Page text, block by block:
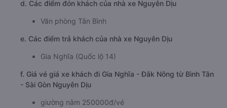
d. Các điểm đón khách của nhà xe Nguyên Dịu
Văn phòng Tân Bình
e. Các điểm trả khách của nhà xe Nguyên Dịu
Gia Nghĩa (Quốc lộ 14)
f. Giá vé giá xe khách đi Gia Nghĩa - Đắk Nông từ Bình Tân
- Sài Gòn Nguyên Dịu
giường nằm 250000đ/vé